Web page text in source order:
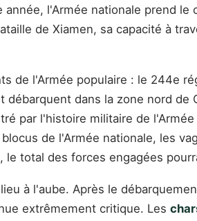
année, l'Armée nationale prend
de Xiamen, sa capacité à
de l'Armée populaire : le 244e
débarquent dans la zone nord
par l'histoire militaire de
de l'Armée nationale, les
le total des forces engagées
à l'aube. Après le
extrêmement critique. Les